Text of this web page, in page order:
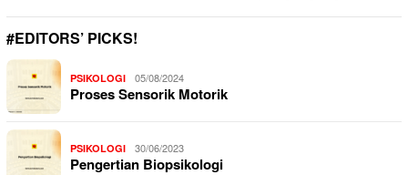
#EDITORS’ PICKS!
PSIKOLOGI 05/08/2024
Proses Sensorik Motorik
PSIKOLOGI 30/06/2023
Pengertian Biopsikologi